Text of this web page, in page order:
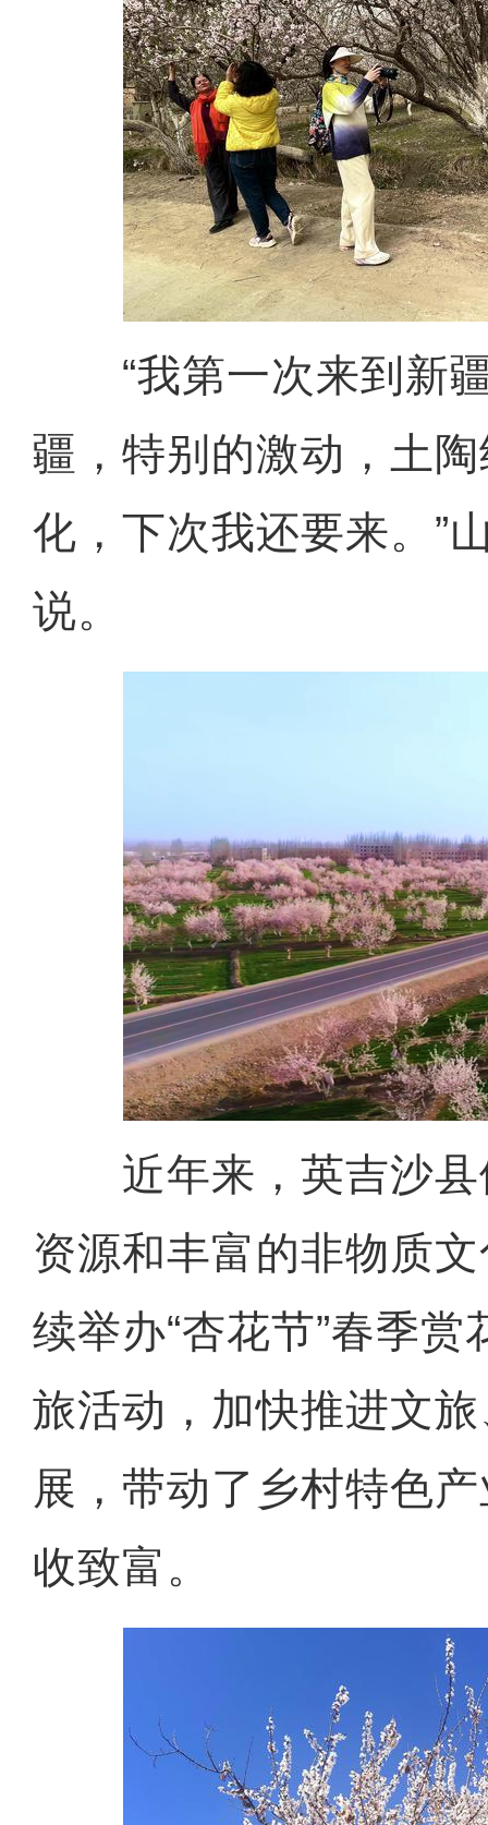
“我第一次来到新疆
疆，特别的激动，土
化，下次我还要来。”
说。
近年来，英吉沙县
资源和丰富的非物质
续举办“杏花节”春季
旅活动，加快推进文
展，带动了乡村特色
收致富。